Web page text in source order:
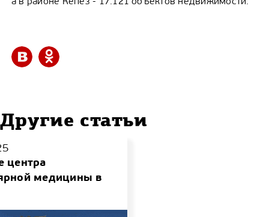
Другие статьи
центра
медицины в